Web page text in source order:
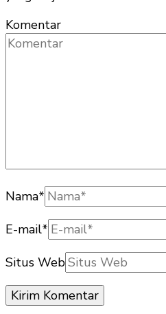
Komentar
Nama*
E-mail*
Situs Web